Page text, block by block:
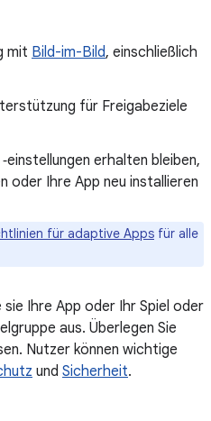
mit Bild-im-Bild, einschließlich
für Freigabeziele
erhalten bleiben,
oder Ihre App neu installieren
für adaptive Apps für alle
Ihre App oder Ihr Spiel oder
aus. Überlegen Sie
Nutzer können wichtige
und Sicherheit.